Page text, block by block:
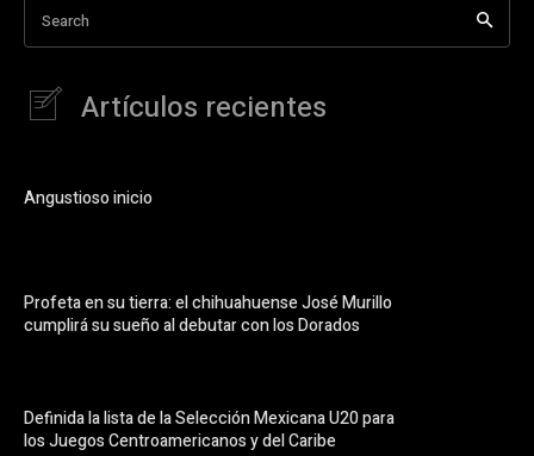
Search
Artículos recientes
Angustioso inicio
Profeta en su tierra: el chihuahuense José Murillo
cumplirá su sueño al debutar con los Dorados
Definida la lista de la Selección Mexicana U20 para
los Juegos Centroamericanos y del Caribe